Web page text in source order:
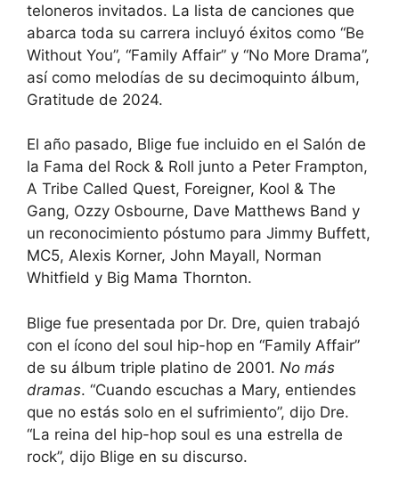
teloneros invitados. La lista de canciones que
abarca toda su carrera incluyó éxitos como “Be
Without You”, “Family Affair” y “No More Drama”,
así como melodías de su decimoquinto álbum,
Gratitude de 2024.
El año pasado, Blige fue incluido en el Salón de
la Fama del Rock & Roll junto a Peter Frampton,
A Tribe Called Quest, Foreigner, Kool & The
Gang, Ozzy Osbourne, Dave Matthews Band y
un reconocimiento póstumo para Jimmy Buffett,
MC5, Alexis Korner, John Mayall, Norman
Whitfield y Big Mama Thornton.
Blige fue presentada por Dr. Dre, quien trabajó
con el ícono del soul hip-hop en “Family Affair”
de su álbum triple platino de 2001. No más
dramas. “Cuando escuchas a Mary, entiendes
que no estás solo en el sufrimiento”, dijo Dre.
“La reina del hip-hop soul es una estrella de
rock”, dijo Blige en su discurso.